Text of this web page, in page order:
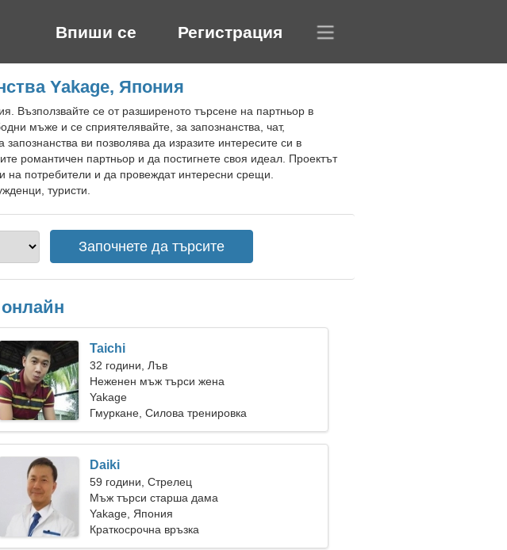
Впиши се Регистрация
Yakage, Япония
Възползвайте се от разширеното търсене на партньор в
мъже и се сприятелявайте, за запознанства, чат,
ви позволява да изразите интересите си в
романтичен партньор и да постигнете своя идеал. Проектът
потребители и да провеждат интересни срещи.
туристи.
Taichi
32 години, Лъв
Неженен мъж търси жена
Yakage
Гмуркане, Силова тренировка
Daiki
59 години, Стрелец
Мъж търси старша дама
Yakage, Япония
Краткосрочна връзка